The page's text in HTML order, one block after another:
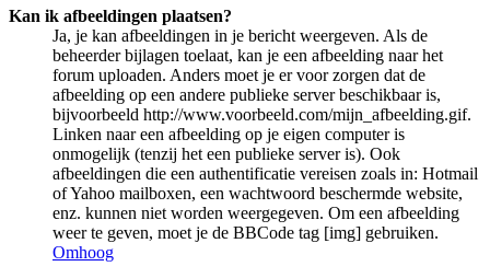
Kan ik afbeeldingen plaatsen?
Ja, je kan afbeeldingen in je bericht weergeven. Als de
beheerder bijlagen toelaat, kan je een afbeelding naar het
forum uploaden. Anders moet je er voor zorgen dat de
afbeelding op een andere publieke server beschikbaar is,
bijvoorbeeld http://www.voorbeeld.com/mijn_afbeelding.gif.
Linken naar een afbeelding op je eigen computer is
onmogelijk (tenzij het een publieke server is). Ook
afbeeldingen die een authentificatie vereisen zoals in: Hotmail
of Yahoo mailboxen, een wachtwoord beschermde website,
enz. kunnen niet worden weergegeven. Om een afbeelding
weer te geven, moet je de BBCode tag [img] gebruiken.
Omhoog